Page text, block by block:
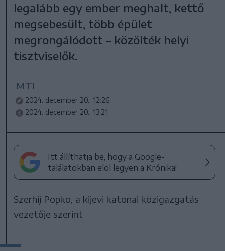
legalább egy ember meghalt, kettő
megsebesült, több épület
megrongálódott – közölték helyi
tisztviselők.
MTI
2024. december 20., 12:26
2024. december 20., 13:21
Itt állíthatja be, hogy a Google-
találatokban elöl legyen a Krónika!
Szerhij Popko, a kijevi katonai közigazgatás
vezetője szerint